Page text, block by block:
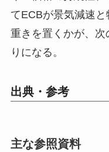
てECBが景気減速
重きを置くかが、
りになる。
出典・参考
主な参照資料